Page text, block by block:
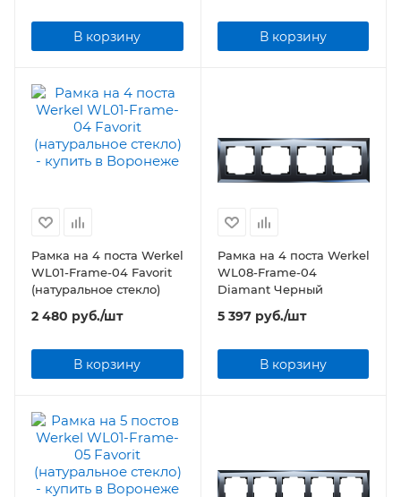
В корзину В корзину
Рамка на 4 поста Werkel
WL01-Frame-04 Favorit
(натуральное стекло)
2 480 руб./шт
В корзину
Рамка на 4 поста Werkel
WL08-Frame-04
Diamant Черный
5 397руб./шт
В корзину